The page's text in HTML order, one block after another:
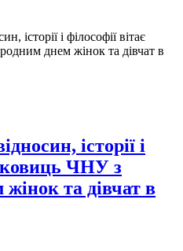
історії і філософії вітає
днем жінок та дівчат в
історії і
ЧНУ з
та дівчат в